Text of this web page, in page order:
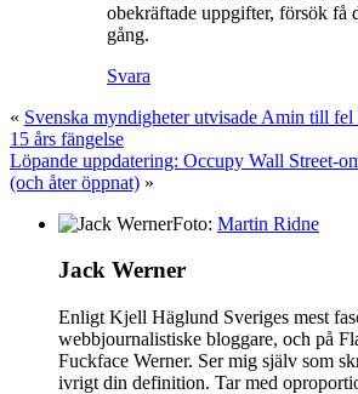
obekräftade uppgifter, försök få
gång.
Svara
« Svenska myndigheter utvisade Amin till fel
15 års fängelse
Löpande uppdatering: Occupy Wall Street-
(och åter öppnat) »
Foto: Martin Ridne
Jack Werner
Enligt Kjell Häglund Sveriges mest
webbjournalistiske bloggare, och på
Fuckface Werner. Ser mig själv som
ivrigt din definition. Tar med